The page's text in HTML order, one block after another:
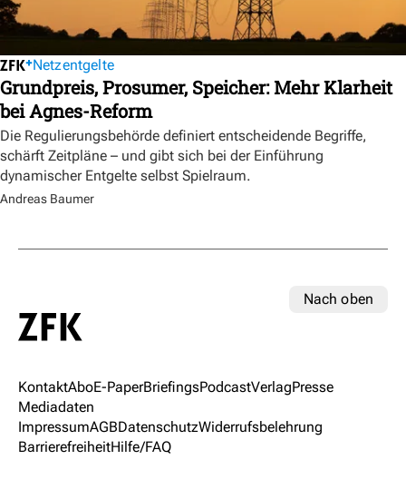
Netzentgelte
Grundpreis, Prosumer, Speicher: Mehr Klarheit
bei Agnes-Reform
Die Regulierungsbehörde definiert entscheidende Begriffe,
schärft Zeitpläne – und gibt sich bei der Einführung
dynamischer Entgelte selbst Spielraum.
Andreas Baumer
Nach oben
KontaktAboE-PaperBriefingsPodcastVerlagPresse
Mediadaten
ImpressumAGBDatenschutzWiderrufsbelehrung
BarrierefreiheitHilfe/FAQ